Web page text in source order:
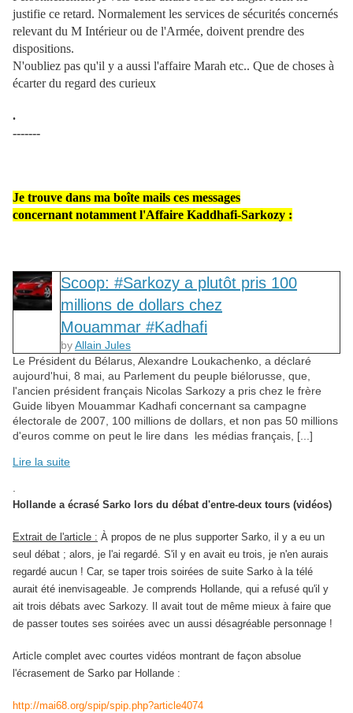
justifie ce retard. Normalement les services de sécurités concernés
relevant du M Intérieur ou de l'Armée, doivent prendre des
dispositions.
N'oubliez pas qu'il y a aussi l'affaire Marah etc.. Que de choses à
écarter du regard des curieux
.
-------
Je trouve dans ma boîte mails ces messages
concernant notamment l'Affaire Kaddhafi-Sarkozy :
Scoop: #Sarkozy a plutôt pris 100
millions de dollars chez
Mouammar #Kadhafi
byAllain Jules
Le Président du Bélarus, Alexandre Loukachenko, a déclaré
aujourd'hui, 8 mai, au Parlement du peuple biélorusse, que,
l'ancien président français Nicolas Sarkozy a pris chez le frère
Guide libyen Mouammar Kadhafi concernant sa campagne
électorale de 2007, 100 millions de dollars, et non pas 50 millions
d'euros comme on peut le lire dans les médias français, [...]
Lire la suite
Hollande a écrasé Sarko lors du débat d'entre-deux tours (vidéos)
Extrait de l'article : À propos de ne plus supporter Sarko, il y a eu un
seul débat ; alors, je l'ai regardé. S'il y en avait eu trois, je n'en aurais
regardé aucun ! Car, se taper trois soirées de suite Sarko à la télé
aurait été inenvisageable. Je comprends Hollande, qui a refusé qu'il y
ait trois débats avec Sarkozy. Il avait tout de même mieux à faire que
de passer toutes ses soirées avec un aussi désagréable personnage !
Article complet avec courtes vidéos montrant de façon absolue
l'écrasement de Sarko par Hollande :
http://mai68.org/spip/spip.php?article4074